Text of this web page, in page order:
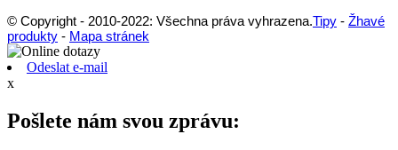
© Copyright - 2010-2022: Všechna práva vyhrazena.Tipy - Žhavé
produkty - Mapa stránek
Odeslat e-mail
x
Pošlete nám svou zprávu: